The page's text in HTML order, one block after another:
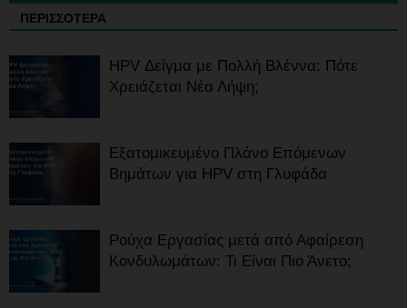
ΠΕΡΙΣΣΟΤΕΡΑ
HPV Δείγμα με Πολλή Βλέννα: Πότε
Χρειάζεται Νέα Λήψη;
Εξατομικευμένο Πλάνο Επόμενων
Βημάτων για HPV στη Γλυφάδα
Ρούχα Εργασίας μετά από Αφαίρεση
Κονδυλωμάτων: Τι Είναι Πιο Άνετο;